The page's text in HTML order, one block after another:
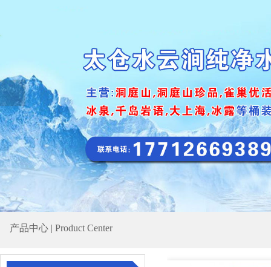
产品中心 | Product Center